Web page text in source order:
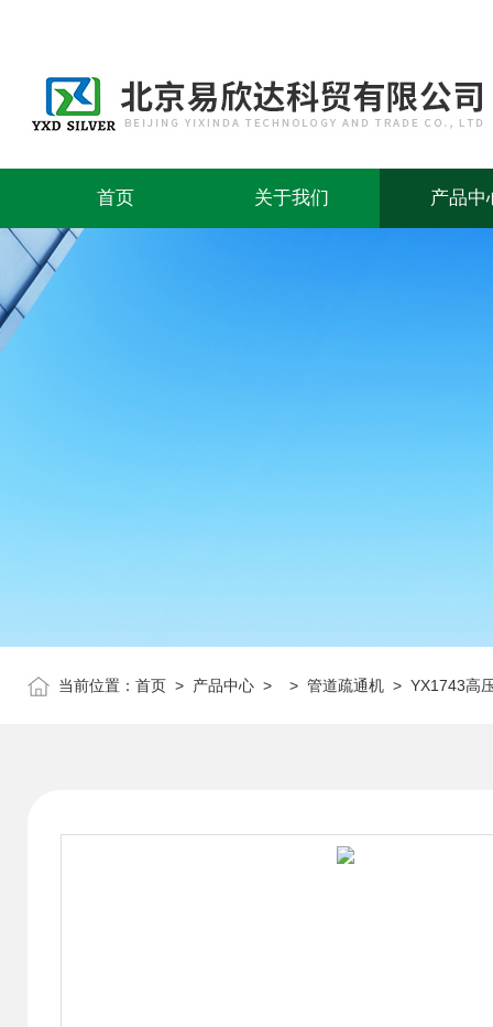
首页 关于我们 产品中
当前位置： 首页 > 产品中心 > > 管道疏通机 > YX1743高